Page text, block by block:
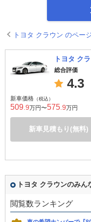
トヨタ クラウン のペー
トヨタ ク
総合評価
4.3
新車価格 （税込）
509 .9万円〜575 .9万円
新車見積もり(無料)
トヨタ クラウンのみ
閲覧数ランキング